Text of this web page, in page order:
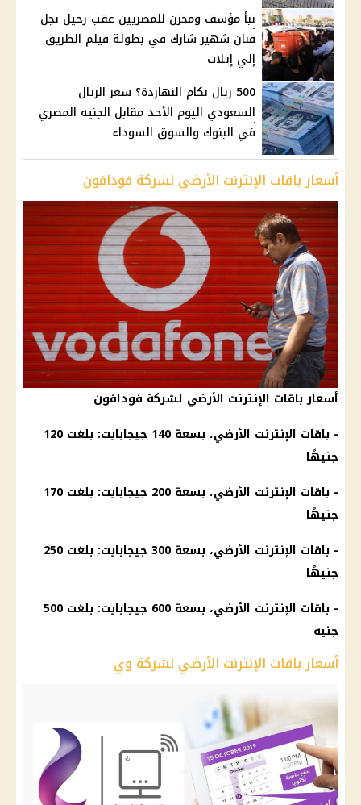
نبأ مؤسف ومحزن للمصريين عقب رحيل نجل
فنان شهير شارك في بطولة فيلم الطريق
إلي إيلات
500 ريال بكام النهاردة؟ سعر الريال
السعودي اليوم الأحد مقابل الجنيه المصري
في البنوك والسوق السوداء
أسعار باقات الإنترنت الأرضي لشركة فودافون
أسعار باقات الإنترنت الأرضي لشركة فودافون
- باقات الإنترنت الأرضي، بسعة 140 جيجابايت: بلغت 120
جنيهًا
- باقات الإنترنت الأرضي، بسعة 200 جيجابايت: بلغت 170
جنيهًا
- باقات الإنترنت الأرضي، بسعة 300 جيجابايت
: بلغت 250
جنيهًا
- باقات الإنترنت الأرضي، بسعة 600 جيجابايت
: بلغت 500
جنيه
أسعار باقات الإنترنت الأرضي لشركة وي